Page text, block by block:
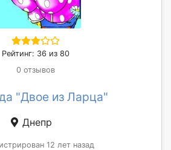
Рейтинг: 36 из 80
0 отзывов
"Двое из Ларца"
Днепр
12 лет назад